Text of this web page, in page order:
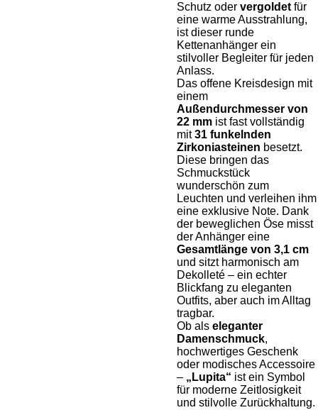
Schutz oder vergoldet für
eine warme Ausstrahlung,
ist dieser runde
Kettenanhänger ein
stilvoller Begleiter für jeden
Anlass.
Das offene Kreisdesign mit
einem
Außendurchmesser von
22 mm ist fast vollständig
mit31 funkelnden
Zirkoniasteinen besetzt.
Diese bringen das
Schmuckstück
wunderschön zum
Leuchten und verleihen ihm
eine exklusive Note. Dank
der beweglichen Öse misst
der Anhänger eine
Gesamtlänge von 3,1 cm
und sitzt harmonisch am
Dekolleté – ein echter
Blickfang zu eleganten
Outfits, aber auch im Alltag
tragbar.
Ob als eleganter
Damenschmuck,
hochwertiges Geschenk
oder modisches Accessoire
– „Lupita“ ist ein Symbol
für moderne Zeitlosigkeit
und stilvolle Zurückhaltung.